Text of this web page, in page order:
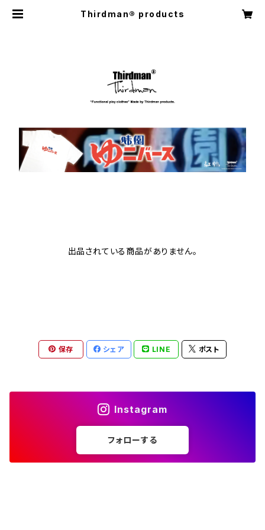
Thirdman®︎ products
出品されている商品がありません。
保存 シェア LINE ポスト
Instagram
フォローする